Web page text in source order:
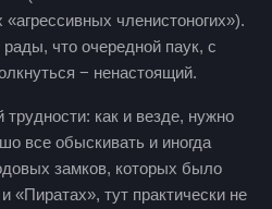
членистоногих»).
что очередной паук, с
− ненастоящий.
трудности: как и везде, нужно
все обыскивать и иногда
замков, которых было
«Пиратах», тут практически не